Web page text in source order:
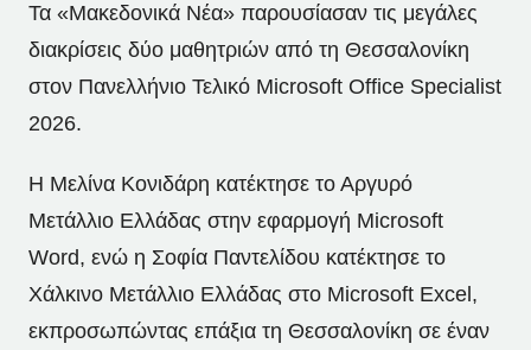
Τα «Μακεδονικά Νέα» παρουσίασαν τις μεγάλες
διακρίσεις δύο μαθητριών από τη Θεσσαλονίκη
στον Πανελλήνιο Τελικό Microsoft Office Specialist
2026.
Η Μελίνα Κονιδάρη κατέκτησε το Αργυρό
Μετάλλιο Ελλάδας στην εφαρμογή Microsoft
Word, ενώ η Σοφία Παντελίδου κατέκτησε το
Χάλκινο Μετάλλιο Ελλάδας στο Microsoft Excel,
εκπροσωπώντας επάξια τη Θεσσαλονίκη σε έναν